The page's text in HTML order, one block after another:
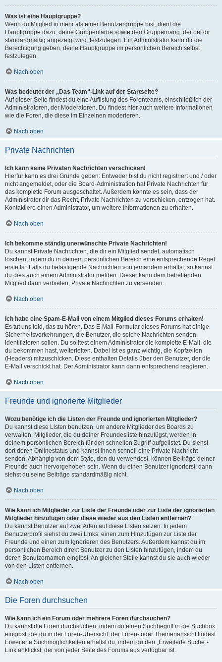
Was ist eine Hauptgruppe?
Wenn du Mitglied in mehr als einer Benutzergruppe bist, dient die
Hauptgruppe dazu, deine Gruppenfarbe sowie den Gruppenrang, der bei dir
standardmäßig angezeigt wird, festzulegen. Ein Administrator kann dir die
Berechtigung geben, deine Hauptgruppe im persönlichen Bereich selbst
festzulegen.
Nach oben
Was bedeutet der „Das Team“-Link auf der Startseite?
Auf dieser Seite findest du eine Auflistung des Forenteams, einschließlich der
Administratoren, der Moderatoren. Du findest hier auch weitere Informationen
wie die Foren, die diese im Einzelnen moderieren.
Nach oben
Private Nachrichten
Ich kann keine Privaten Nachrichten verschicken!
Hierfür kann es drei Gründe geben: Entweder bist du nicht registriert und / oder
nicht angemeldet, oder die Board-Administration hat Private Nachrichten für
das komplette Forum ausgeschaltet. Außerdem könnte es sein, dass der
Administrator dir das Recht, Private Nachrichten zu verschicken, entzogen hat.
Kontaktiere einen Administrator, um weitere Informationen zu erhalten.
Nach oben
Ich bekomme ständig unerwünschte Private Nachrichten!
Du kannst Private Nachrichten, die dir ein Mitglied sendet, automatisch
löschen, indem du in deinem persönlichen Bereich eine entsprechende Regel
erstellst. Falls du belästigende Nachrichten von jemandem erhältst, so kannst
du dies auch einem Administrator melden. Dieser kann dem betreffenden
Mitglied dann verbieten, Private Nachrichten zu versenden.
Nach oben
Ich habe eine Spam-E-Mail von einem Mitglied dieses Forums erhalten!
Es tut uns leid, das zu hören. Das E-Mail-Formular dieses Forums hat einige
Sicherheitsvorkehrungen, die Benutzer, die solche Nachrichten senden,
identifizieren sollen. Du solltest einem Administrator die komplette E-Mail, die
du bekommen hast, weiterleiten. Dabei ist es ganz wichtig, die Kopfzeilen
(Headers) mitzuschicken. Diese enthalten Details über den Benutzer, der die
E-Mail verschickt hat. Der Administrator kann dann entsprechend reagieren.
Nach oben
Freunde und ignorierte Mitglieder
Wozu benötige ich die Listen der Freunde und ignorierten Mitglieder?
Du kannst diese Listen benutzen, um andere Mitglieder des Boards zu
verwalten. Mitglieder, die du deiner Freundesliste hinzufügst, werden in
deinem persönlichen Bereich für den schnellen Zugriff aufgelistet. Du siehst
dort deren Onlinestatus und kannst ihnen schnell eine Private Nachricht
senden. Abhängig von dem Style, den du verwendest, können Beiträge deiner
Freunde auch hervorgehoben sein. Wenn du einen Benutzer ignorierst, dann
siehst du seine Beiträge standardmäßig nicht.
Nach oben
Wie kann ich Mitglieder zur Liste der Freunde oder zur Liste der ignorierten
Mitglieder hinzufügen oder diese wieder aus den Listen entfernen?
Du kannst Benutzer auf zwei Arten auf diese Listen setzen: In jedem
Benutzerprofil siehst du zwei Links: einen zum Hinzufügen zur Liste der
Freunde und einen zum Ignorieren des Benutzers. Außerdem kannst du im
persönlichen Bereich direkt Benutzer zu den Listen hinzufügen, indem du
deren Benutzernamen eingibst. An gleicher Stelle kannst du sie auch wieder
von den Listen entfernen.
Nach oben
Die Foren durchsuchen
Wie kann ich ein Forum oder mehrere Foren durchsuchen?
Du kannst die Foren durchsuchen, indem du einen Suchbegriff in die Suchbox
eingibst, die du in der Foren-Übersicht, der Foren- oder Themenansicht findest.
Erweiterte Suchmöglichkeiten erhältst du, indem du den „Erweiterte Suche“-
Link anklickst, der von jeder Seite des Forums aus verfügbar ist.